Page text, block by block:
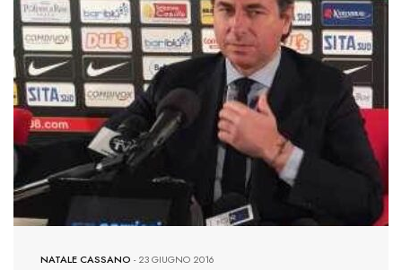
NATALE CASSANO -23 GIUGNO 2016